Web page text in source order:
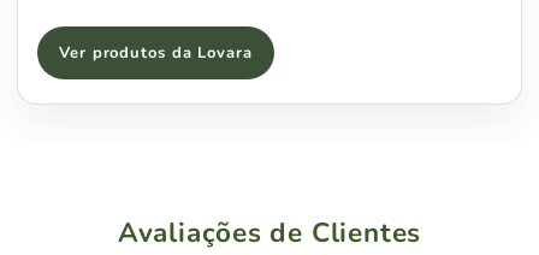
Ver produtos da Lovara
Avaliações de Clientes